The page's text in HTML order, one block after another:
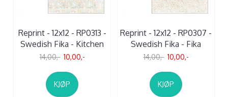
Reprint - 12x12 - RP0313 -
Swedish Fika - Kitchen
14,00,- 10,00,-
KJØP
Reprint - 12x12 - RP0307 -
Swedish Fika - Fika
14,00,- 10,00,-
KJØP